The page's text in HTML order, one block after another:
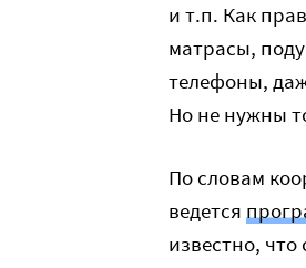
и т.п. Как
матрасы,
телефоны,
Но не нужны
По словам
ведется
известно,